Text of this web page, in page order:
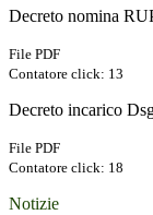
Decreto nomina
File PDF
Contatore click: 13
Decreto incarico
File PDF
Contatore click: 18
Notizie